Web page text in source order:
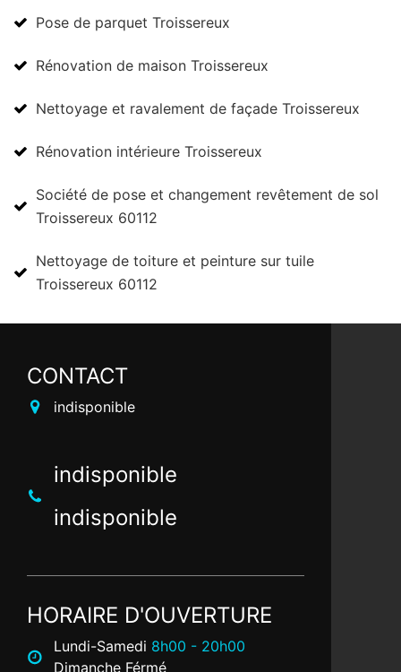
Pose de parquet Troissereux
Rénovation de maison Troissereux
Nettoyage et ravalement de façade Troissereux
Rénovation intérieure Troissereux
Société de pose et changement revêtement de sol
Troissereux 60112
Nettoyage de toiture et peinture sur tuile
Troissereux 60112
CONTACT
indisponible
indisponible
indisponible
HORAIRE D'OUVERTURE
Lundi-Samedi 8h00 - 20h00
Dimanche Férmé